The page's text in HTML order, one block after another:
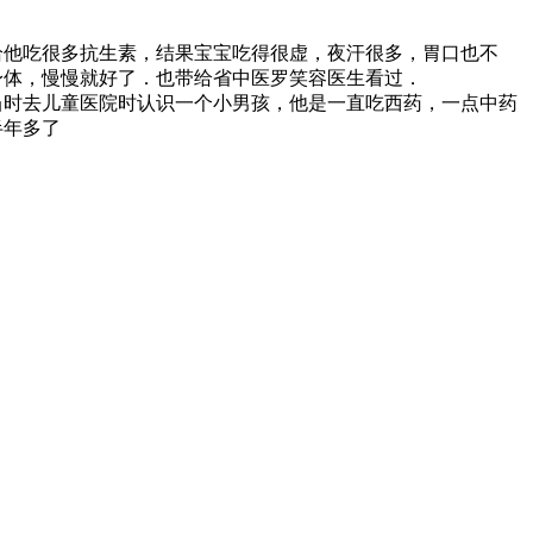
吃很多抗生素，结果宝宝吃得很虚，夜汗很多，胃口也不
，慢慢就好了．也带给省中医罗笑容医生看过．
去儿童医院时认识一个小男孩，他是一直吃西药，一点中药
多了